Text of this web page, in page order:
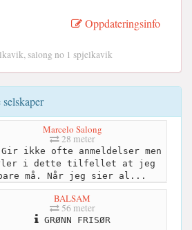
Oppdateringsinfo
salong no 1 spjelkavik
Marcelo Salong
28 meter
ikke ofte anmeldelser men
i dette tilfellet at jeg
må. Når jeg sier al...
BALSAM
56 meter
GRØNN FRISØR